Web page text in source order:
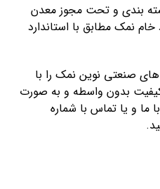
بندی و تحت مجوز معدن
خام نمک مطابق با استاندارد
های صنعتی نوین نمک را با
بدون واسطه و به صورت
و یا تماس با شماره